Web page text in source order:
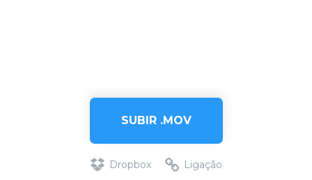
SUBIR .MOV
Dropbox Ligação